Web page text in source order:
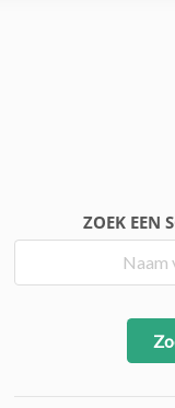
ZOEK EEN